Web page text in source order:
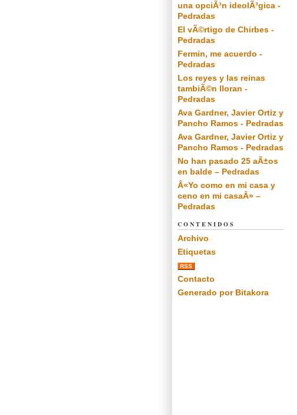
una opciÃ³n ideolÃ³gica -
Pedradas
El vÃ©rtigo de Chirbes -
Pedradas
Fermin, me acuerdo -
Pedradas
Los reyes y las reinas
tambiÃ©n lloran -
Pedradas
Ava Gardner, Javier Ortiz y
Pancho Ramos - Pedradas
Ava Gardner, Javier Ortiz y
Pancho Ramos - Pedradas
No han pasado 25 aÃ±os
en balde – Pedradas
Â«Yo como en mi casa y
ceno en mi casaÂ» –
Pedradas
CONTENIDOS
Archivo
Etiquetas
RSS
Contacto
Generado por Bitakora